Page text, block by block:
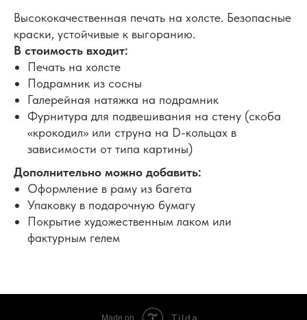
Высококачественная печать на холсте. Безопасные
краски, устойчивые к выгоранию.
В стоимость входит:
Печать на холсте
Подрамник из сосны
Галерейная натяжка на подрамник
Фурнитура для подвешивания на стену (скоба
«крокодил» или струна на D-кольцах в
зависимости от типа картины)
Дополнительно можно добавить:
Оформление в раму из багета
Упаковку в подарочную бумагу
Покрытие художественным лаком или
фактурным гелем